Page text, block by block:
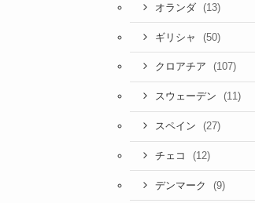
オランダ (13)
ギリシャ (50)
クロアチア (107)
スウェーデン (11)
スペイン (27)
チェコ (12)
デンマーク (9)